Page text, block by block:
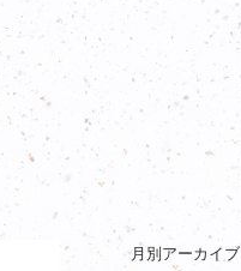
月別アーカイブ